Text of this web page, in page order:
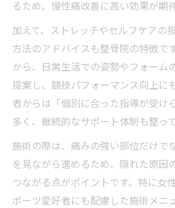
るため、慢性痛改善に高い効果が期
加えて、ストレッチやセルフケアの
方法のアドバイスも整骨院の特徴で
から、日常生活での姿勢やフォーム
提案し、競技パフォーマンス向上に
者からは「個別に合った指導が受け
多く、継続的なサポート体制も整って
施術の際は、痛みの強い部位だけで
を見ながら進めるため、隠れた原因
つながる点がポイントです。特に女
ポーツ愛好者にも配慮した施術メニ